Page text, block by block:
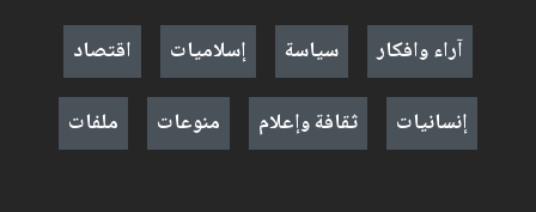
آراء وافكار
سياسة إسلاميات
اقتصاد
إنسانيات
ثقافة وإعلام منوعات ملفات